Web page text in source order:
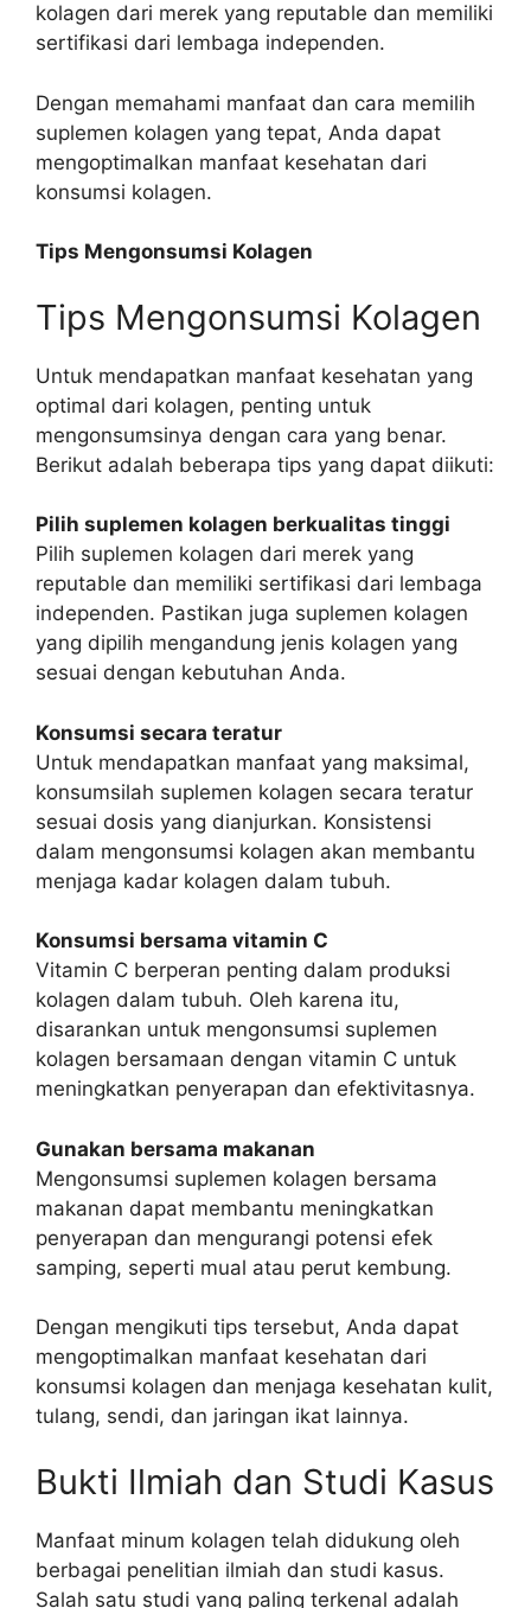
kolagen dari merek yang reputable dan memiliki
sertifikasi dari lembaga independen.
Dengan memahami manfaat dan cara memilih
suplemen kolagen yang tepat, Anda dapat
mengoptimalkan manfaat kesehatan dari
konsumsi kolagen.
Tips Mengonsumsi Kolagen
Tips Mengonsumsi Kolagen
Untuk mendapatkan manfaat kesehatan yang
optimal dari kolagen, penting untuk
mengonsumsinya dengan cara yang benar.
Berikut adalah beberapa tips yang dapat diikuti:
Pilih suplemen kolagen berkualitas tinggi
Pilih suplemen kolagen dari merek yang
reputable dan memiliki sertifikasi dari lembaga
independen. Pastikan juga suplemen kolagen
yang dipilih mengandung jenis kolagen yang
sesuai dengan kebutuhan Anda.
Konsumsi secara teratur
Untuk mendapatkan manfaat yang maksimal,
konsumsilah suplemen kolagen secara teratur
sesuai dosis yang dianjurkan. Konsistensi
dalam mengonsumsi kolagen akan membantu
menjaga kadar kolagen dalam tubuh.
Konsumsi bersama vitamin C
Vitamin C berperan penting dalam produksi
kolagen dalam tubuh. Oleh karena itu,
disarankan untuk mengonsumsi suplemen
kolagen bersamaan dengan vitamin C untuk
meningkatkan penyerapan dan efektivitasnya.
Gunakan bersama makanan
Mengonsumsi suplemen kolagen bersama
makanan dapat membantu meningkatkan
penyerapan dan mengurangi potensi efek
samping, seperti mual atau perut kembung.
Dengan mengikuti tips tersebut, Anda dapat
mengoptimalkan manfaat kesehatan dari
konsumsi kolagen dan menjaga kesehatan kulit,
tulang, sendi, dan jaringan ikat lainnya.
Bukti Ilmiah dan Studi Kasus
Manfaat minum kolagen telah didukung oleh
berbagai penelitian ilmiah dan studi kasus.
Salah satu studi yang paling terkenal adalah